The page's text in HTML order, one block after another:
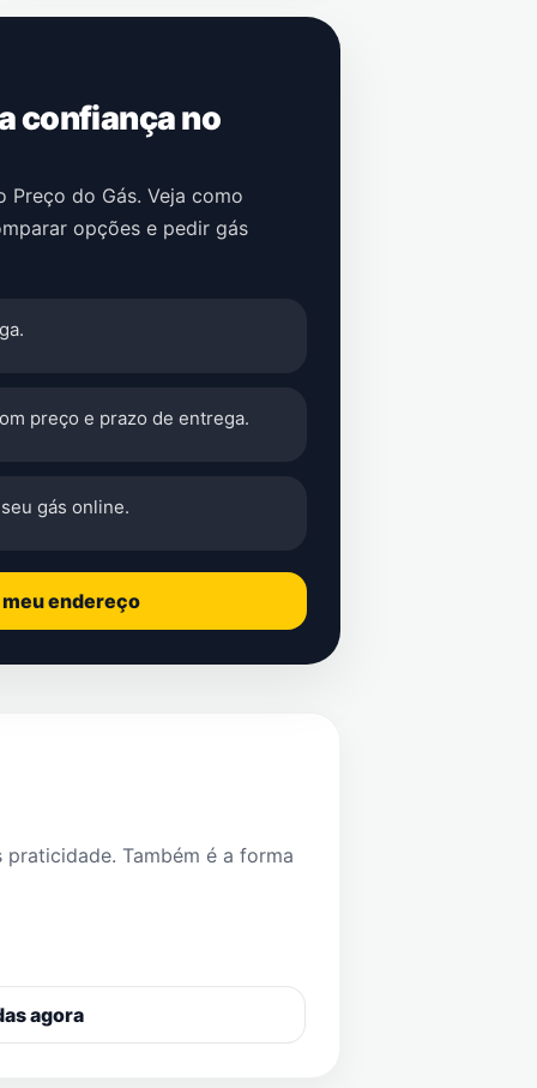
confiança no
do Gás. Veja como
opções e pedir gás
preço e prazo de entrega.
gás online.
endereço
Também é a forma
agora